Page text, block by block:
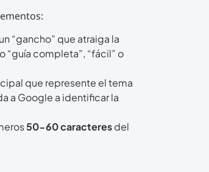
“gancho” que atraiga la
“guía completa”, “fácil” o
que represente el tema
a Google a identificar la
50-60 caracteresdel